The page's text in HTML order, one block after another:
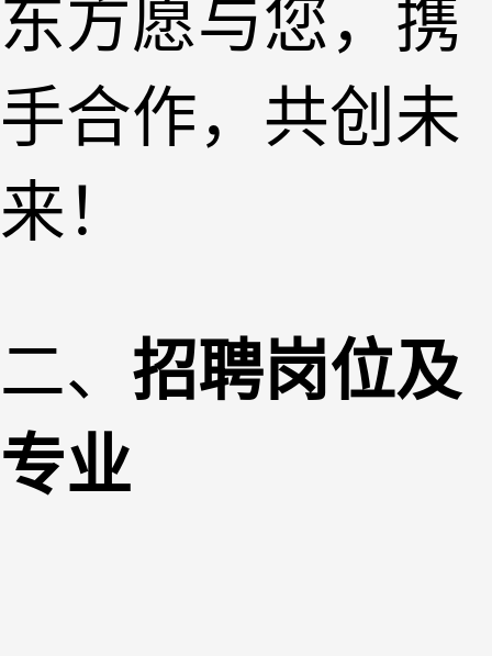
东方愿与您，携
手合作，共创未
来！
二、 招聘岗位及
专业